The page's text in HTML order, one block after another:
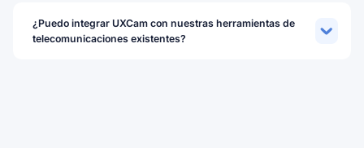
¿Puedo integrar UXCam con nuestras herramientas de
telecomunicaciones existentes?